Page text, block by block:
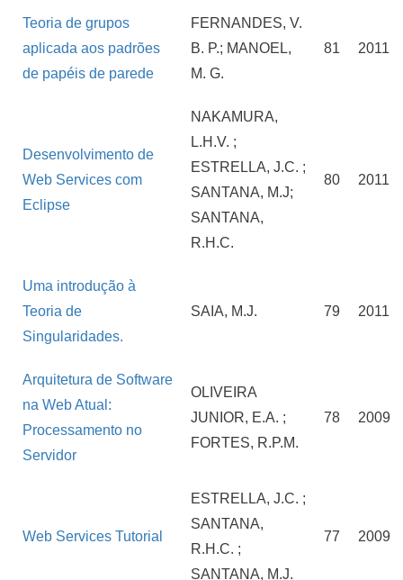
Teoria de grupos
aplicada aos padrões
de papéis de parede
FERNANDES, V.
B. P.; MANOEL,
M. G.
81 2011
Desenvolvimento de
Web Services com
Eclipse
NAKAMURA,
L.H.V. ;
ESTRELLA, J.C. ;
SANTANA, M.J;
SANTANA,
R.H.C.
80 2011
Uma introdução à
Teoria de
Singularidades.
SAIA, M.J. 79 2011
Arquitetura de Software
na Web Atual:
Processamento no
Servidor
OLIVEIRA
JUNIOR, E.A. ;
FORTES, R.P.M.
78 2009
Web Services Tutorial
ESTRELLA, J.C. ;
SANTANA,
R.H.C. ;
SANTANA, M.J.
77 2009